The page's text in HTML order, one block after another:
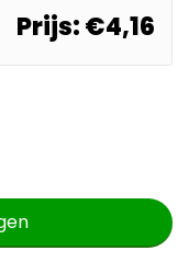
Prijs:€4,16